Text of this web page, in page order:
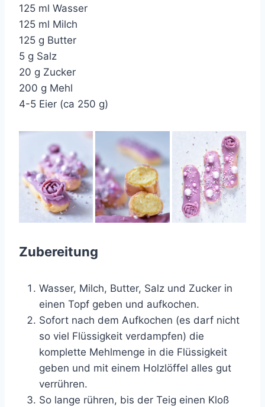
125 ml Wasser
125 ml Milch
125 g Butter
5 g Salz
20 g Zucker
200 g Mehl
4-5 Eier (ca 250 g)
Zubereitung
Wasser, Milch, Butter, Salz und Zucker in
einen Topf geben und aufkochen.
Sofort nach dem Aufkochen (es darf nicht
so viel Flüssigkeit verdampfen) die
komplette Mehlmenge in die Flüssigkeit
geben und mit einem Holzlöffel alles gut
verrühren.
So lange rühren, bis der Teig einen Kloß